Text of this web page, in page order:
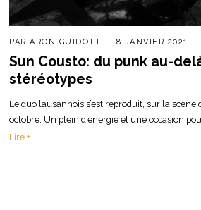
PARARON GUIDOTTI 8 JANVIER 2021
Sun Cousto: du punk au-
stéréotypes
Le duo lausannois s’est reproduit, sur la scène
octobre. Un plein d’énergie et une occasion
Lire +